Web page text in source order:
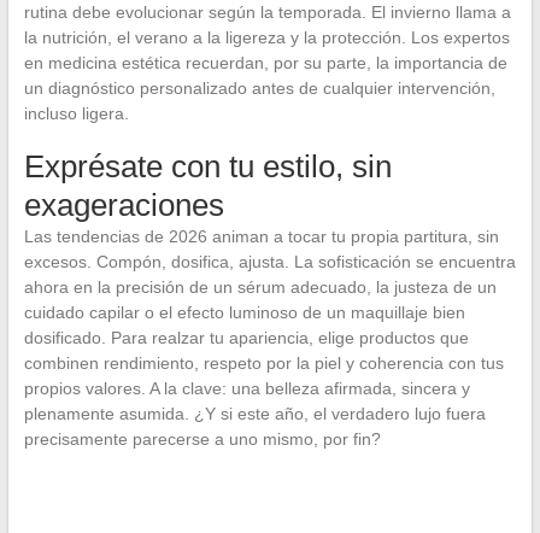
rutina debe evolucionar según la temporada. El invierno llama a
la nutrición, el verano a la ligereza y la protección. Los expertos
en medicina estética recuerdan, por su parte, la importancia de
un diagnóstico personalizado antes de cualquier intervención,
incluso ligera.
Exprésate con tu estilo, sin
exageraciones
Las tendencias de 2026 animan a tocar tu propia partitura, sin
excesos. Compón, dosifica, ajusta. La sofisticación se encuentra
ahora en la precisión de un sérum adecuado, la justeza de un
cuidado capilar o el efecto luminoso de un maquillaje bien
dosificado. Para realzar tu apariencia, elige productos que
combinen rendimiento, respeto por la piel y coherencia con tus
propios valores. A la clave: una belleza afirmada, sincera y
plenamente asumida. ¿Y si este año, el verdadero lujo fuera
precisamente parecerse a uno mismo, por fin?